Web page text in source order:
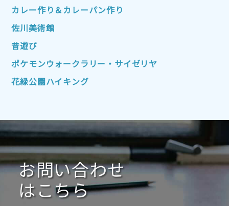
2022年10月 2022年9月
2022年7月
2022年4月
2022年1月 2021年12月 2021年11月
2021年10月 2021年9月
2021年1月 2020年12月 2020年11月
2020年10月 2020年9月 2020年8月
2020年7月 2020年6月 2020年5月
2020年4月 2020年3月 2020年2月
カレー作り＆カレーパン作り
佐川美術館
昔遊び
ポケモンウォークラリー・サイゼリヤ
花緑公園ハイキング
お問い合わせ
はこちら